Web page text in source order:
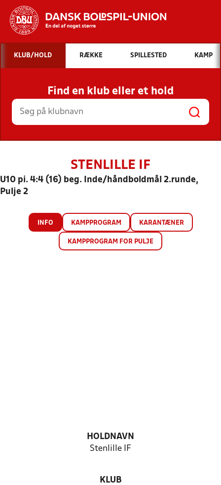
Hvad vil du søge efter?
INDHOLD OG NYHEDER
STILLINGER, RESULTATER, KLUBBER OG
HOLD
KLUB/HOLD RÆKKE SPILLESTED KAMP
Find en klub eller et hold
STENLILLE IF
U10 pi. 4:4 (16) beg. Inde/håndboldmål 2.runde,
Pulje 2
INFO KAMPPROGRAM KARANTÆNER
KAMPPROGRAM FOR PULJE
HOLDNAVN
Stenlille IF
KLUB